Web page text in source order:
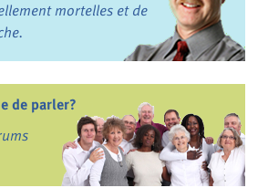
mortelles et de
de parler?